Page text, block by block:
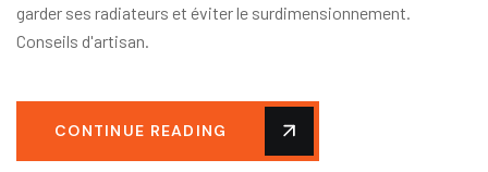
garder ses radiateurs et éviter le surdimensionnement.
Conseils d'artisan.
CONTINUE READING